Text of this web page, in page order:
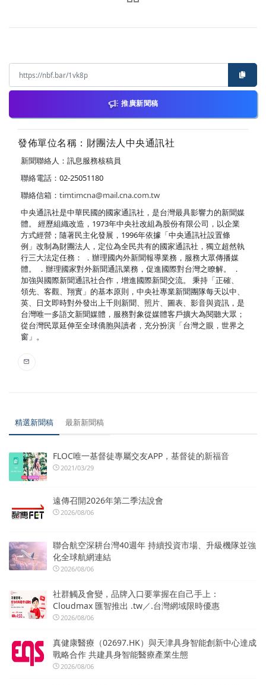
推廣新聞稿
發佈單位名稱：財團法人中央通訊社
新聞聯絡人：訊息服務核稿員
聯絡電話：02-25051180
聯絡信箱： timtimcna@mail.cna.com.tw
中央通訊社是中華民國的國家通訊社，是台灣最具影響力的新聞媒
體。 經歷組織改造，1973年中央社改組為股份有限公司，以企業
方式經營；隨著民主化發展，1996年依據「中央通訊社設置條
例」改制為財團法人，定位為全民共有的國家通訊社，獨立超然執
行三大法定任務： ．辦理國內外新聞報導業務，服務大眾傳播媒
體。 ．辦理國家對外新聞通訊業務，促進國際對台灣之瞭解。 ．
加強與國際新聞通訊社合作，增進國際新聞交流。 秉持「正確、
領先、客觀、翔實」的基本原則，中央社專業新聞團隊每天以中、
英、日文即時對外發出上千則新聞、照片、圖表、影音與資訊，是
台灣唯一多語文新聞媒體，服務對象從媒體客戶擴大為閱聽大眾；
從台灣民眾延伸至全球僑胞與讀者，充分扮演「台灣之眼，世界之
窗」。
精選新聞稿 最新新聞稿
FLOC唯一基督徒專屬交友APP，基督徒的新福音
2021/03/29
遠傳召開2026年第二季法說會
2026/08/06
聯合航空深耕台灣40週年 持續投資市場、升級機隊並強
化全球航網連結
2026/08/06
社群觸及會變，品牌入口要掌握在自己手上：
Cloudmax 匯智推出 .tw／.台灣網域限時優惠
2026/08/06
真健康醫療（02697.HK）與天津具身智能創新中心達成
戰略合作 共建具身智能醫療產業生態
2026/08/06